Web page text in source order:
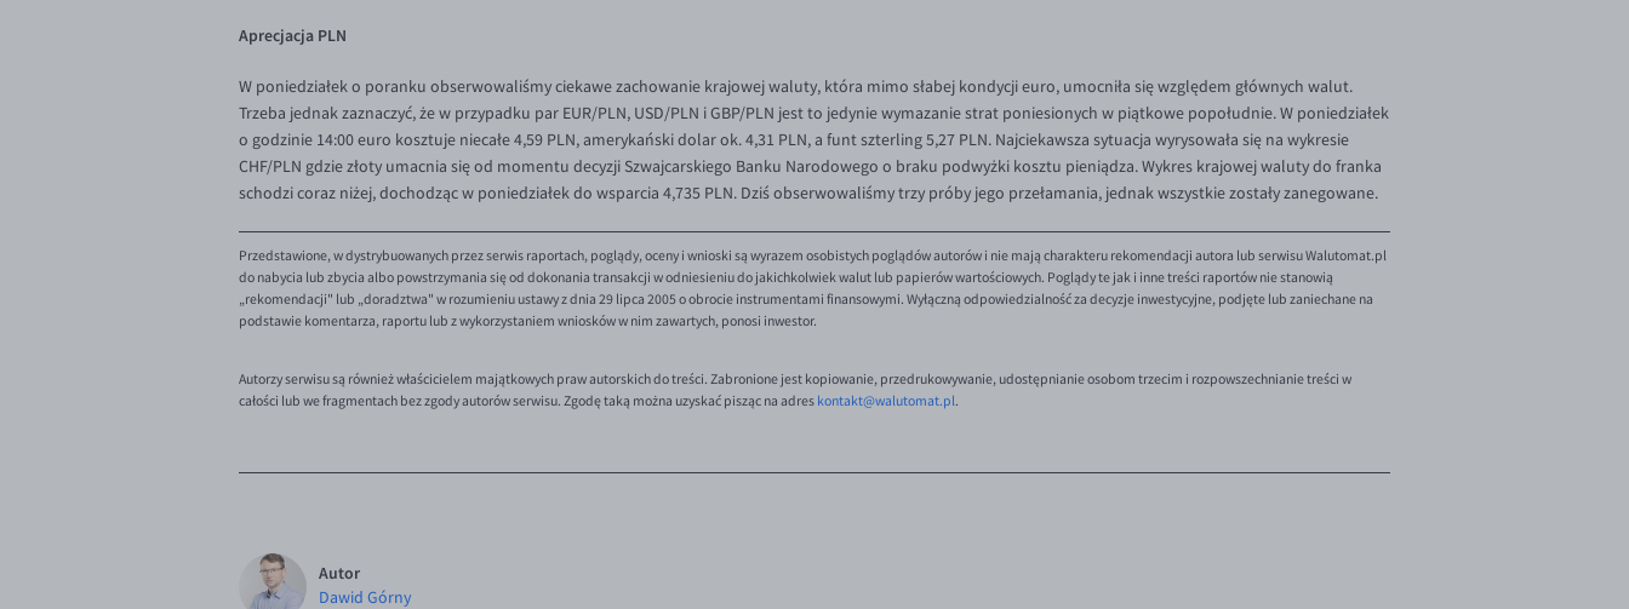
Aprecjacja PLN
W poniedziałek o poranku obserwowaliśmy ciekawe zachowanie krajowej waluty, która mimo słabej kondycji euro, umocniła się względem głównych walut.
Trzeba jednak zaznaczyć, że w przypadku par EUR/PLN, USD/PLN i GBP/PLN jest to jedynie wymazanie strat poniesionych w piątkowe popołudnie. W poniedziałek
o godzinie 14:00 euro kosztuje niecałe 4,59 PLN, amerykański dolar ok. 4,31 PLN, a funt szterling 5,27 PLN. Najciekawsza sytuacja wyrysowała się na wykresie
CHF/PLN gdzie złoty umacnia się od momentu decyzji Szwajcarskiego Banku Narodowego o braku podwyżki kosztu pieniądza. Wykres krajowej waluty do franka
schodzi coraz niżej, dochodząc w poniedziałek do wsparcia 4,735 PLN. Dziś obserwowaliśmy trzy próby jego przełamania, jednak wszystkie zostały zanegowane.
Przedstawione, w dystrybuowanych przez serwis raportach, poglądy, oceny i wnioski są wyrazem osobistych poglądów autorów i nie mają charakteru rekomendacji autora lub serwisu Walutomat.pl
do nabycia lub zbycia albo powstrzymania się od dokonania transakcji w odniesieniu do jakichkolwiek walut lub papierów wartościowych. Poglądy te jak i inne treści raportów nie stanowią
„rekomendacji" lub „doradztwa" w rozumieniu ustawy z dnia 29 lipca 2005 o obrocie instrumentami finansowymi. Wyłączną odpowiedzialność za decyzje inwestycyjne, podjęte lub zaniechane na
podstawie komentarza, raportu lub z wykorzystaniem wniosków w nim zawartych, ponosi inwestor.
Autorzy serwisu są również właścicielem majątkowych praw autorskich do treści. Zabronione jest kopiowanie, przedrukowywanie, udostępnianie osobom trzecim i rozpowszechnianie treści w
całości lub we fragmentach bez zgody autorów serwisu. Zgodę taką można uzyskać pisząc na adres kontakt@walutomat.pl.
Autor
Dawid Górny